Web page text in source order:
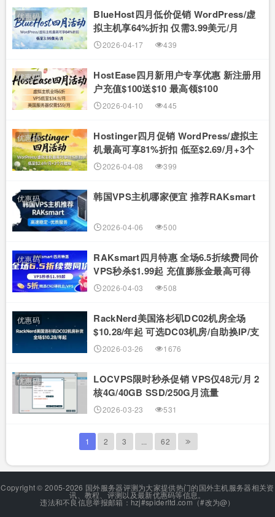
优惠码
BlueHost四月低价促销 WordPress/虚
拟主机享64%折扣 仅需3.99美元/月
2026-04-17 439
优惠码
HostEase四月新用户专享优惠 新注册用
户充值$100送$10 最高领$100
2026-04-10 445
优惠码
Hostinger四月促销 WordPress/虚拟主
机最高可享81%折扣 低至$2.69/月+3个
月赠期
2026-04-08 399
优惠码 韩国VPS主机哪家便宜 推荐RAKsmart
2026-04-06 500
优惠码
RAKsmart四月特惠 全场6.5折续费同价
VPS秒杀$1.99起 充值膨胀金最高可得
$165
2026-04-03 508
优惠码
RackNerd美国洛杉矶DC02机房全场
$10.28/年起 可选DC03机房/自助换IP/支
付宝付款
2026-03-26 1676
优惠码
LOCVPS限时秒杀促销 VPS仅48元/月 2
核4G/40GB SSD/250G月流量
@30Mbps
2026-03-23 531
1 2 3 ... 62
Copyright © 2005-2026 国外服务器评测为大家提供热门的国外主机服务器相关资
讯、教程、评测以及最新优惠码等信息。
违法和不良信息举报邮箱：hzj#spiderltd.com（#改为@）